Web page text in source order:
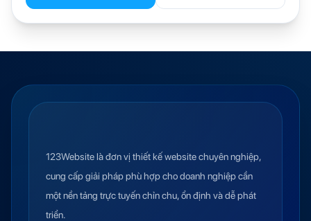
123Website là đơn vị thiết kế website chuyên nghiệp,
cung cấp giải pháp phù hợp cho doanh nghiệp cần
một nền tảng trực tuyến chỉn chu, ổn định và dễ phát
triển.